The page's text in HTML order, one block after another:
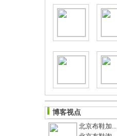
博客视点
北京布鞋加...